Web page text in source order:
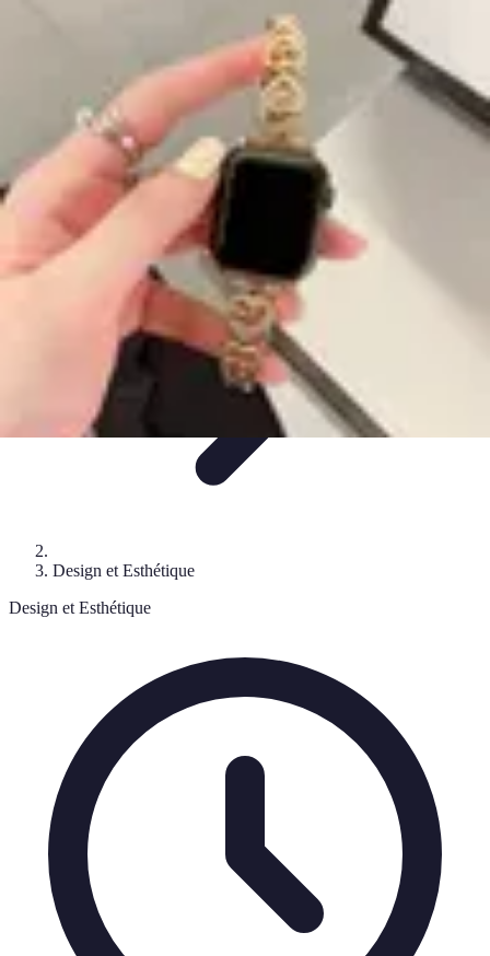
Guides d'AchatTechniques et
Cadeaux et Occasions Mode et Accessoires
Horlogerie de Luxe
Design et Esthétique
Design et Esthétique